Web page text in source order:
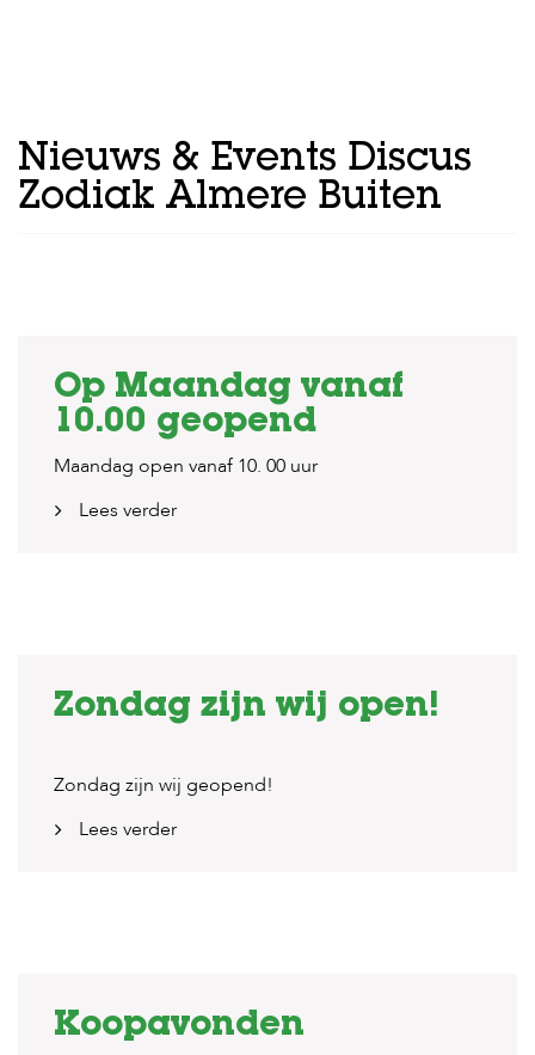
Nieuws & Events Discus
Zodiak Almere Buiten
Op Maandag vanaf
10.00 geopend
Maandag open vanaf 10. 00 uur
Lees verder
Zondag zijn wij open!
Zondag zijn wij geopend!
Lees verder
Koopavonden